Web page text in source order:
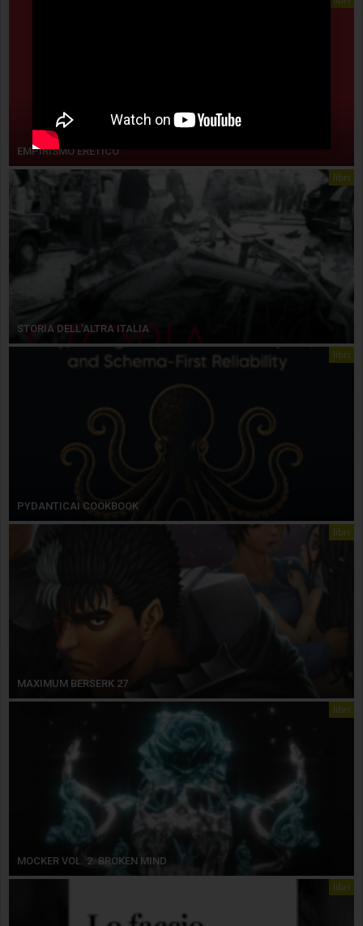
EMPIRISMO ERETICO
libri
STORIA DELL’ALTRA ITALIA
libri
PYDANTICAI COOKBOOK
libri
MAXIMUM BERSERK 27
libri
MOCKER VOL. 2. BROKEN MIND
libri